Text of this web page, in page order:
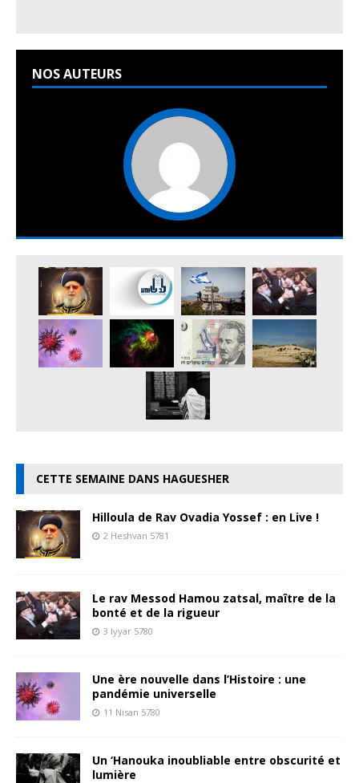
NOS AUTEURS
CETTE SEMAINE DANS HAGUESHER
Hilloula de Rav Ovadia Yossef : en Live !
2 Heshvan 5781
Le rav Messod Hamou zatsal, maître de la
bonté et de la rigueur
3 Iyyar 5780
Une ère nouvelle dans l’Histoire : une
pandémie universelle
11 Nisan 5780
Un ‘Hanouka inoubliable entre obscurité et
lumière